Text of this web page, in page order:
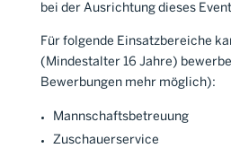
bei der Ausrichtung dieses
Für folgende Einsatzbereiche
(Mindestalter 16 Jahre)
Bewerbungen mehr möglich):
Mannschaftsbetreuung
Zuschauerservice